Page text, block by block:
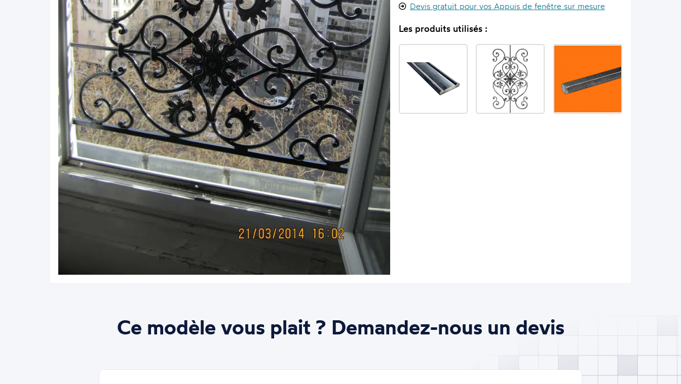
Devis gratuit pour vos Appuis de fenêtre sur mesure
Les produits utilisés :
Ce modèle vous plait ? Demandez-nous un devis